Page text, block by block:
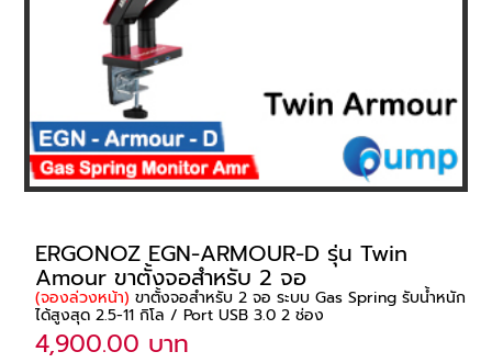
ERGONOZ EGN-ARMOUR-D รุ่น Twin
Amour ขาตั้งจอสำหรับ 2 จอ
(จองล่วงหน้า) ขาตั้งจอสำหรับ 2 จอ ระบบ Gas Spring รับน้ำหนัก
ได้สูงสุด 2.5-11 กิโล / Port USB 3.0 2 ช่อง
4,900.00 บาท